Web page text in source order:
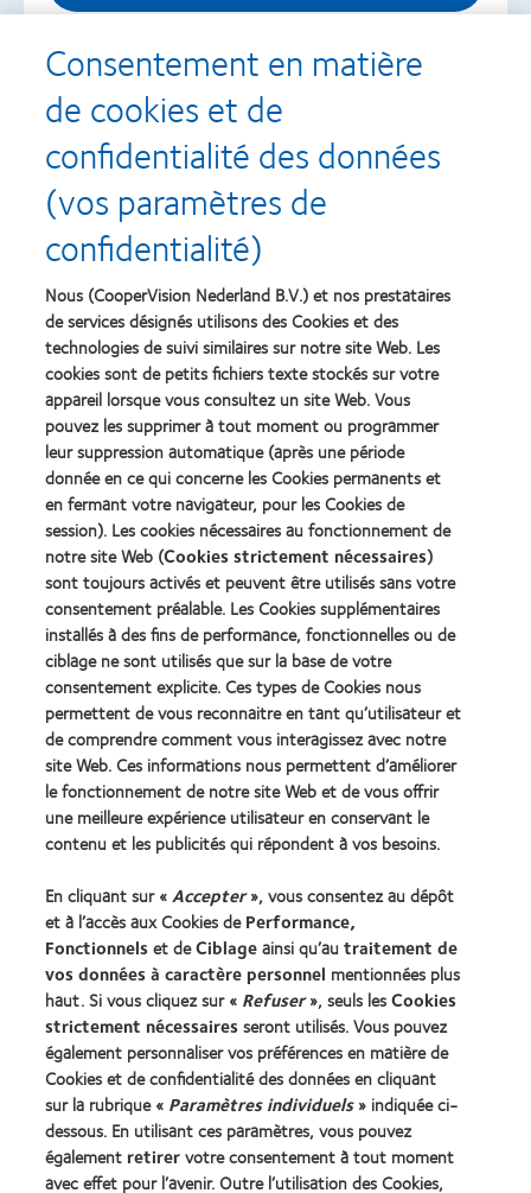
Recompenses
Learn
more
about
Récompense
Silmo
d’Or
du
meilleur
produit
pour
MyDay™
(2013)
Learn
more
about
Contact
Lens
Product
of
the
Year
(2013)
Learn
more
about
2012
&
2010
Best
Companies
for
Leaders
(2012)
Learn
more
about
2011
Best
Factory
Awards
(2011)
Learn
more
about
ODMA
2011
(2011)
Learn
more
about
2012
REBRAND
100®
Global
Award
(2012)
Nos produits
Technologie des lentilles de contact
Trouver un specialiste
Lentilles de contact et vision
Nouveau porteur
Porteur de longue date
À propos de CooperVision
Consentement en matière
de cookies et de
confidentialité des données
(vos paramètres de
confidentialité)
Nous (CooperVision Nederland B.V.) et nos prestataires
de services désignés utilisons des Cookies et des
technologies de suivi similaires sur notre site Web. Les
cookies sont de petits fichiers texte stockés sur votre
appareil lorsque vous consultez un site Web. Vous
pouvez les supprimer à tout moment ou programmer
leur suppression automatique (après une période
donnée en ce qui concerne les Cookies permanents et
en fermant votre navigateur, pour les Cookies de
session). Les cookies nécessaires au fonctionnement de
notre site Web (Cookies strictement nécessaires)
sont toujours activés et peuvent être utilisés sans votre
consentement préalable. Les Cookies supplémentaires
installés à des fins de performance, fonctionnelles ou de
ciblage ne sont utilisés que sur la base de votre
consentement explicite. Ces types de Cookies nous
permettent de vous reconnaitre en tant qu’utilisateur et
de comprendre comment vous interagissez avec notre
site Web. Ces informations nous permettent d’améliorer
le fonctionnement de notre site Web et de vous offrir
une meilleure expérience utilisateur en conservant le
contenu et les publicités qui répondent à vos besoins.
En cliquant sur «Accepter», vous consentez au dépôt
et à l’accès aux Cookies dePerformance,
Fonctionnelset deCiblageainsi qu’autraitement de
vos données à caractère personnel mentionnées plus
haut. Si vous cliquez sur « Refuser», seuls lesCookies
strictement nécessairesseront utilisés. Vous pouvez
également personnaliser vos préférences en matière de
Cookies et de confidentialité des données en cliquant
sur la rubrique « Paramètres individuels» indiquée ci-
dessous. En utilisant ces paramètres, vous pouvez
également retirervotre consentement à tout moment
avec effet pour l’avenir. Outre l’utilisation des Cookies,